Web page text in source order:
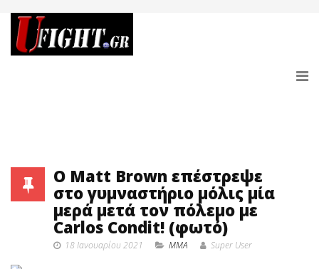
O Matt Brown επέστρεψε
στο γυμναστήριο μόλις μία
μερά μετά τον πόλεμο με
Carlos Condit! (φωτό)
18 Ιανουαρίου 2021 MMA Super User